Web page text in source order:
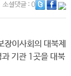
소셜댓글: 0
이사회의 대북제
기관 1곳을 대북